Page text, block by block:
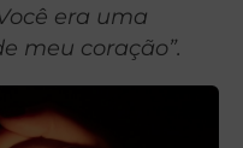
era uma
meu coração”.